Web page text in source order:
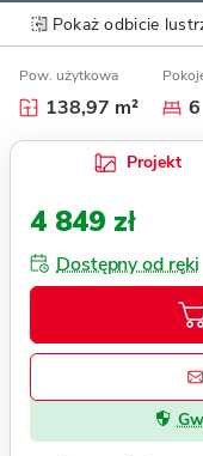
Pokaż odbicie
Pow. użytkowa
138,97 m² 6
Projekt
4 849 zł
Dostępny od ręki